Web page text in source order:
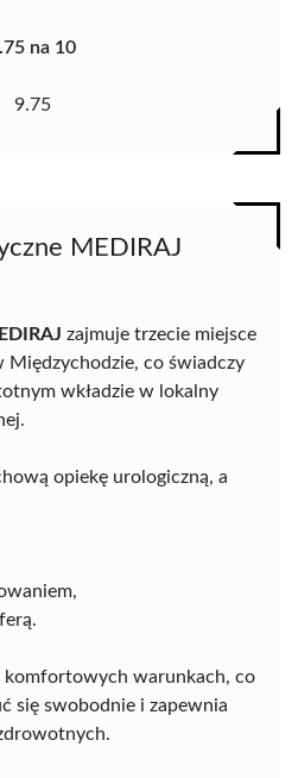
na 10
9.75
MEDIRAJ
zajmuje trzecie miejsce
co świadczy
wkładzie w lokalny
opiekę urologiczną, a
warunkach, co
się swobodnie i zapewnia